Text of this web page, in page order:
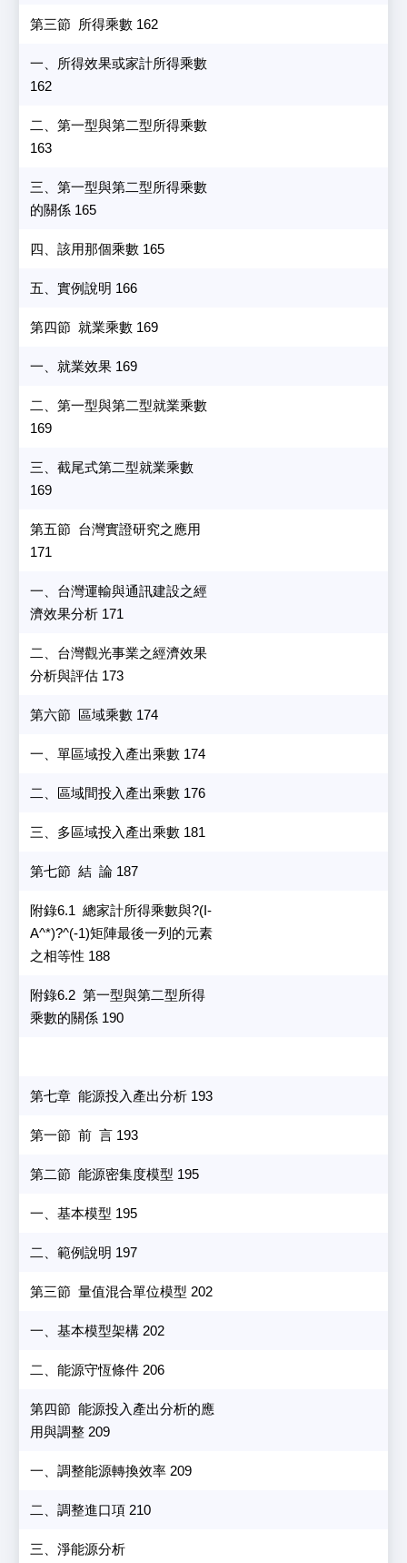
第三節 所得乘數 162
一、所得效果或家計所得乘數
162
二、第一型與第二型所得乘數
163
三、第一型與第二型所得乘數
的關係 165
四、該用那個乘數 165
五、實例說明 166
第四節 就業乘數 169
一、就業效果 169
二、第一型與第二型就業乘數
169
三、截尾式第二型就業乘數
169
第五節 台灣實證研究之應用
171
一、台灣運輸與通訊建設之經
濟效果分析 171
二、台灣觀光事業之經濟效果
分析與評估 173
第六節 區域乘數 174
一、單區域投入產出乘數 174
二、區域間投入產出乘數 176
三、多區域投入產出乘數 181
第七節 結 論 187
附錄6.1 總家計所得乘數與?(I-
A^*)?^(-1)矩陣最後一列的元素
之相等性 188
附錄6.2 第一型與第二型所得
乘數的關係 190
第七章 能源投入產出分析 193
第一節 前 言 193
第二節 能源密集度模型 195
一、基本模型 195
二、範例說明 197
第三節 量值混合單位模型 202
一、基本模型架構 202
二、能源守恆條件 206
第四節 能源投入產出分析的應
用與調整 209
一、調整能源轉換效率 209
二、調整進口項 210
三、淨能源分析